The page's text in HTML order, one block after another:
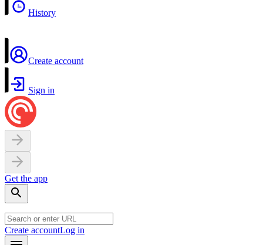
History
Create account
Sign in
Get the app
Create accountLog in